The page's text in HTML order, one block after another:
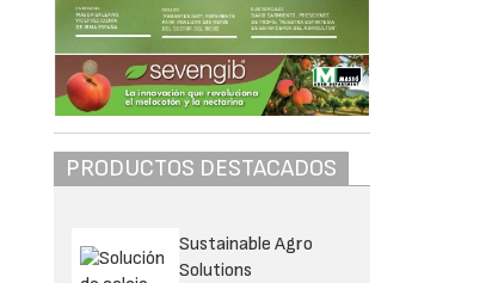
PRODUCTOS DESTACADOS
Sustainable Agro
Solutions